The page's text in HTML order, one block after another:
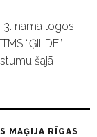
nama logos
“ĢILDE”
šajā
MAĢIJA RĪGAS